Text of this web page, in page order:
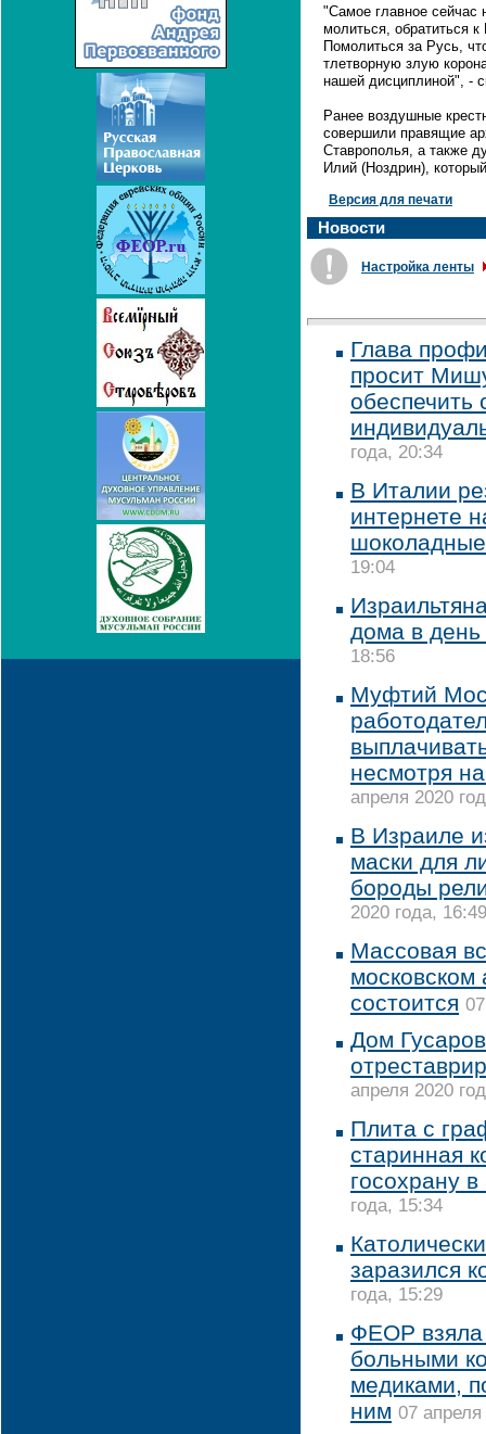
"Самое главное сейчас
молиться, обратиться
Помолиться за Русь,
тлетворную злую
нашей дисциплиной", -
Ранее воздушные
совершили правящие
Ставрополья, а также
Илий (Ноздрин),
Версия для печати
Новости
Настройка ленты
Глава
просит
обеспечить
года, 20:34
В Италии
интернете
19:04
дома в
18:56
Муфтий
несмотря
апреля 2020
В Израиле
маски для
бороды
2020 года, 16:49
Массовая
московском
состоится
Дом
апреля 2020
Плита с
старинная
госохрану
года, 15:34
заразился
года, 15:29
ФЕОР взяла
больными
медиками,
ним 07